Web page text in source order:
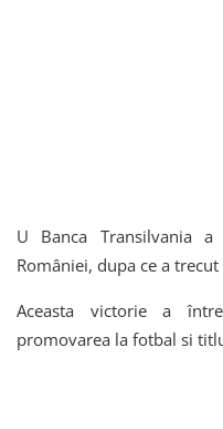
U Banca Transilvania
României, dupa ce a
Aceasta victorie a
promovarea la fotbal si